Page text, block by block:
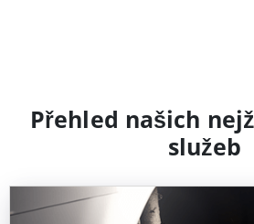
Přehled našich
služeb